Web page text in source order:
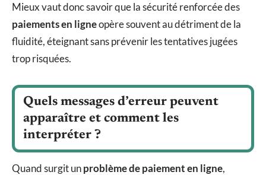
Mieux vaut donc savoir que la sécurité renforcée des
paiements en ligneopère souvent au détriment de la
fluidité, éteignant sans prévenir les tentatives jugées
trop risquées.
Quels messages d’erreur peuvent
apparaître et comment les
interpréter ?
Quand surgit unproblème de paiement en ligne,